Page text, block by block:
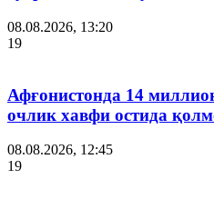
08.08.2026, 13:20
19
Афғонистонда 14
очлик хавфи остида
08.08.2026, 12:45
19